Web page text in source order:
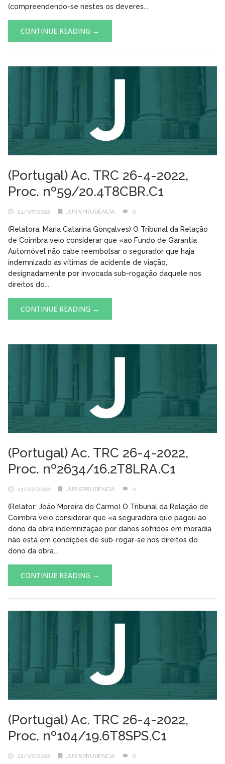
(compreendendo-se nestes os deveres...
CONTINUE READING →
(Portugal) Ac. TRC 26-4-2022,
Proc. nº59/20.4T8CBR.C1
24/07/2022 JURISPRUDÊNCIA 0
(Relatora: Maria Catarina Gonçalves) O Tribunal da Relação
de Coimbra veio considerar que «ao Fundo de Garantia
Automóvel não cabe reembolsar o segurador que haja
indemnizado as vítimas de acidente de viação,
designadamente por invocada sub-rogação daquele nos
direitos do...
CONTINUE READING →
(Portugal) Ac. TRC 26-4-2022,
Proc. nº2634/16.2T8LRA.C1
23/07/2022 JURISPRUDÊNCIA 0
(Relator: João Moreira do Carmo) O Tribunal da Relação de
Coimbra veio considerar que «a seguradora que pagou ao
dono da obra indemnização por danos sofridos em moradia
não está em condições de sub-rogar-se nos direitos do
dono da obra...
CONTINUE READING →
(Portugal) Ac. TRC 26-4-2022,
Proc. nº104/19.6T8SPS.C1
22/07/2022 JURISPRUDÊNCIA 0